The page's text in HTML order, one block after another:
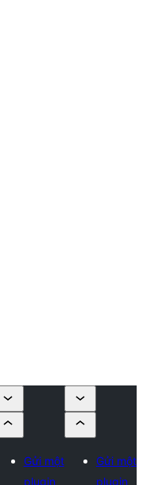
Gửi một
plugin
Gửi một
plugin